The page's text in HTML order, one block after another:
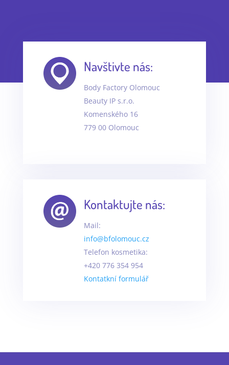
Navštivte nás:
Body Factory Olomouc
Beauty IP s.r.o.
Komenského 16
779 00 Olomouc
Kontaktujte nás:
Mail:
info@bfolomouc.cz
Telefon kosmetika:
+420 776 354 954
Kontatkní formulář